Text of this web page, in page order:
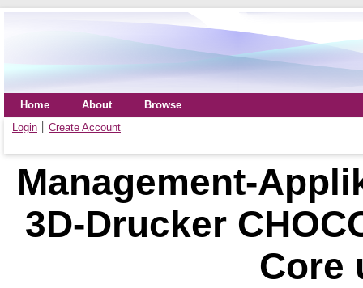
Home About
Browse
Login
Create Account
Management-
3D-Drucker
Core